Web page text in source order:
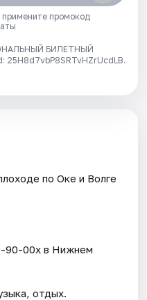
промокод
БИЛЕТНЫЙ
по Оке и Волге
90-00х в Нижнем
отдых.